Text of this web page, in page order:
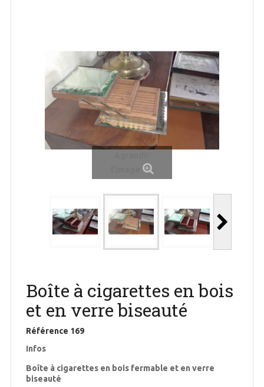
Boîte à cigarettes en bois
et en verre biseauté
Référence 169
Infos
Boîte à cigarettes en bois fermable et en verre
biseauté